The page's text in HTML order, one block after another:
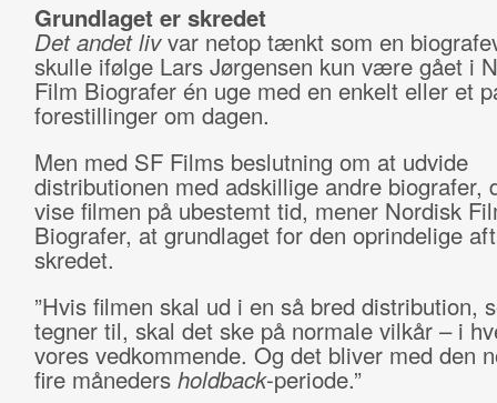
Grundlaget er skredet
Det andet livvar netop tænkt som en
skulle ifølge Lars Jørgensen kun være gået i
Film Biografer én uge med en enkelt eller et
forestillinger om dagen.
Men med SF Films beslutning om at udvide
distributionen med adskillige andre biografer,
vise filmen på ubestemt tid, mener Nordisk
Biografer, at grundlaget for den oprindelige
skredet.
”Hvis filmen skal ud i en så bred distribution,
tegner til, skal det ske på normale vilkår – i
vores vedkommende. Og det bliver med den
fire måneders holdback-periode.”